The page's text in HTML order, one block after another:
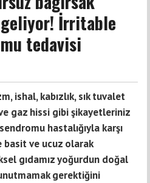
İrritable
tedavisi
ishal, kabızlık, sık tuvalet
gaz hissi gibi şikayetleriniz
hastalığıyla karşı
basit ve ucuz olarak
gıdamız yoğurdun doğal
gerektiğini